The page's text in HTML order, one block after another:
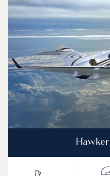
Prędkość (km/h) Prędkość
Zasięg (NM)